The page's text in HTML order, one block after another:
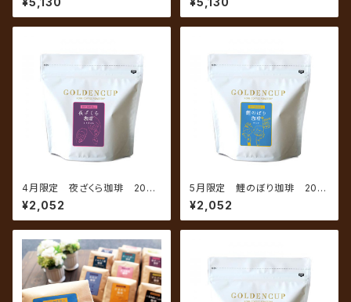
4月限定 夜ざくら珈琲 200g
（約20杯分）
¥2,052
5月限定 鯉のぼり珈琲 200
g（約20杯分）
¥2,052